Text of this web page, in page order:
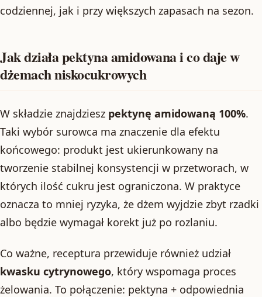
codziennej, jak i przy większych zapasach na sezon.
Jak działa pektyna amidowana i co daje w
dżemach niskocukrowych
W składzie znajdziesz pektynę amidowaną 100%.
Taki wybór surowca ma znaczenie dla efektu
końcowego: produkt jest ukierunkowany na
tworzenie stabilnej konsystencji w przetworach, w
których ilość cukru jest ograniczona. W praktyce
oznacza to mniej ryzyka, że dżem wyjdzie zbyt rzadki
albo będzie wymagał korekt już po rozlaniu.
Co ważne, receptura przewiduje również udział
kwasku cytrynowego, który wspomaga proces
żelowania. To połączenie: pektyna + odpowiednia